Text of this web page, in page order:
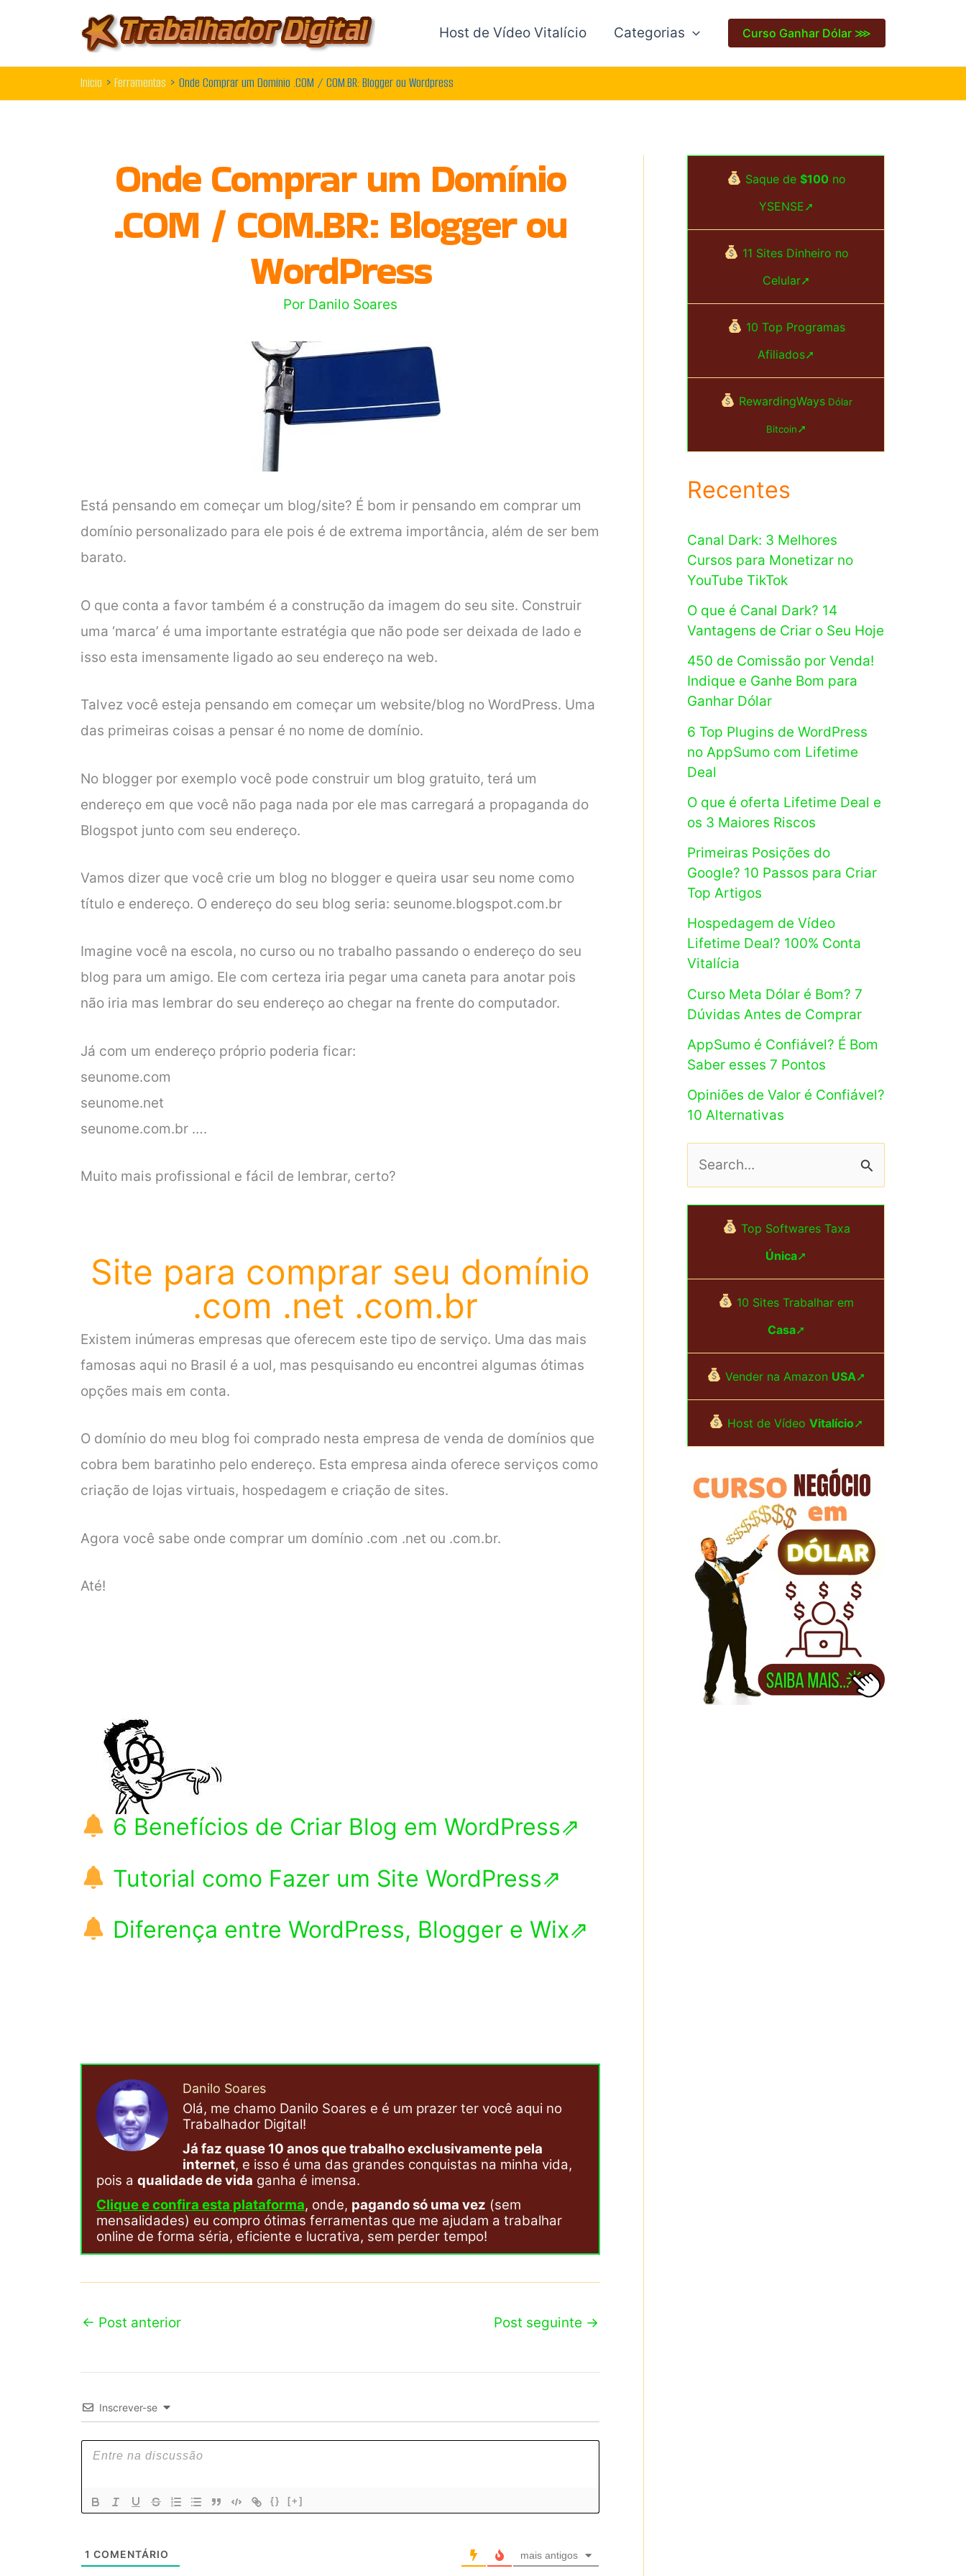
o
Host de Vídeo Vitalício Categorias Curso Ganhar Dólar ⋙
Início Ferramentas Onde Comprar um Domínio .COM / COM.BR: Blogger ou Wordpress
Onde Comprar um Domínio
.COM / COM.BR: Blogger ou
WordPress
Por Danilo Soares
Está pensando em começar um blog/site? É bom ir pensando em comprar um
domínio personalizado para ele pois é de extrema importância, além de ser bem
barato.
O que conta a favor também é a construção da imagem do seu site. Construir
uma ‘marca’ é uma importante estratégia que não pode ser deixada de lado e
isso esta imensamente ligado ao seu endereço na web.
Talvez você esteja pensando em começar um website/blog no WordPress. Uma
das primeiras coisas a pensar é no nome de domínio.
No blogger por exemplo você pode construir um blog gratuito, terá um
endereço em que você não paga nada por ele mas carregará a propaganda do
Blogspot junto com seu endereço.
Vamos dizer que você crie um blog no blogger e queira usar seu nome como
título e endereço. O endereço do seu blog seria: seunome.blogspot.com.br
Imagine você na escola, no curso ou no trabalho passando o endereço do seu
blog para um amigo. Ele com certeza iria pegar uma caneta para anotar pois
não iria mas lembrar do seu endereço ao chegar na frente do computador.
Já com um endereço próprio poderia ficar:
seunome.com
seunome.net
seunome.com.br ….
Muito mais profissional e fácil de lembrar, certo?
Site para comprar seu domínio
.com .net .com.br
Existem inúmeras empresas que oferecem este tipo de serviço. Uma das mais
famosas aqui no Brasil é a uol, mas pesquisando eu encontrei algumas ótimas
opções mais em conta.
O domínio do meu blog foi comprado nesta empresa de venda de domínios que
cobra bem baratinho pelo endereço. Esta empresa ainda oferece serviços como
criação de lojas virtuais, hospedagem e criação de sites.
Agora você sabe onde comprar um domínio .com .net ou .com.br.
Até!
6 Benefícios de Criar Blog em WordPress⇗
Tutorial como Fazer um Site WordPress⇗
Diferença entre WordPress, Blogger e Wix⇗
Danilo Soares
Olá, me chamo Danilo Soares e é um prazer ter você aqui no
Trabalhador Digital!
Já faz quase 10 anos que trabalho exclusivamente pela
internet, e isso é uma das grandes conquistas na minha vida,
pois a qualidade de vida ganha é imensa.
Clique e confira esta plataforma, onde, pagando só uma vez (sem
mensalidades) eu compro ótimas ferramentas que me ajudam a trabalhar
online de forma séria, eficiente e lucrativa, sem perder tempo!
← Post anterior Post seguinte →
Inscrever-se
{} [+]
1 COMENTÁRIO mais antigos
Saque de $100no
YSENSE➚
11 Sites Dinheiro no
Celular➚
10 Top Programas
Afiliados➚
RewardingWaysDólar
Bitcoin➚
Recentes
Canal Dark: 3 Melhores
Cursos para Monetizar no
YouTube TikTok
O que é Canal Dark? 14
Vantagens de Criar o Seu Hoje
450 de Comissão por Venda!
Indique e Ganhe Bom para
Ganhar Dólar
6 Top Plugins de WordPress
no AppSumo com Lifetime
Deal
O que é oferta Lifetime Deal e
os 3 Maiores Riscos
Primeiras Posições do
Google? 10 Passos para Criar
Top Artigos
Hospedagem de Vídeo
Lifetime Deal? 100% Conta
Vitalícia
Curso Meta Dólar é Bom? 7
Dúvidas Antes de Comprar
AppSumo é Confiável? É Bom
Saber esses 7 Pontos
Opiniões de Valor é Confiável?
10 Alternativas
e
s
p
Top Softwares Taxa
Única➚
10 Sites Trabalhar em
Casa➚
Vender na Amazon USA➚
Host de VídeoVitalício➚